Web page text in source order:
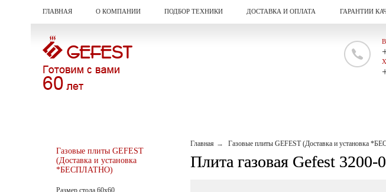
ГЛАВНАЯ О КОМПАНИИ ПОДБОР ТЕХНИКИ ДОСТАВКА И ОПЛАТА ГАРАНТИИ
Главная Газовые плиты GEFEST (Доставка и установка
Плита газовая Gefest 3200-
Газовые плиты GEFEST
(Доставка и установка
*БЕСПЛАТНО)
Размер стола 60х60